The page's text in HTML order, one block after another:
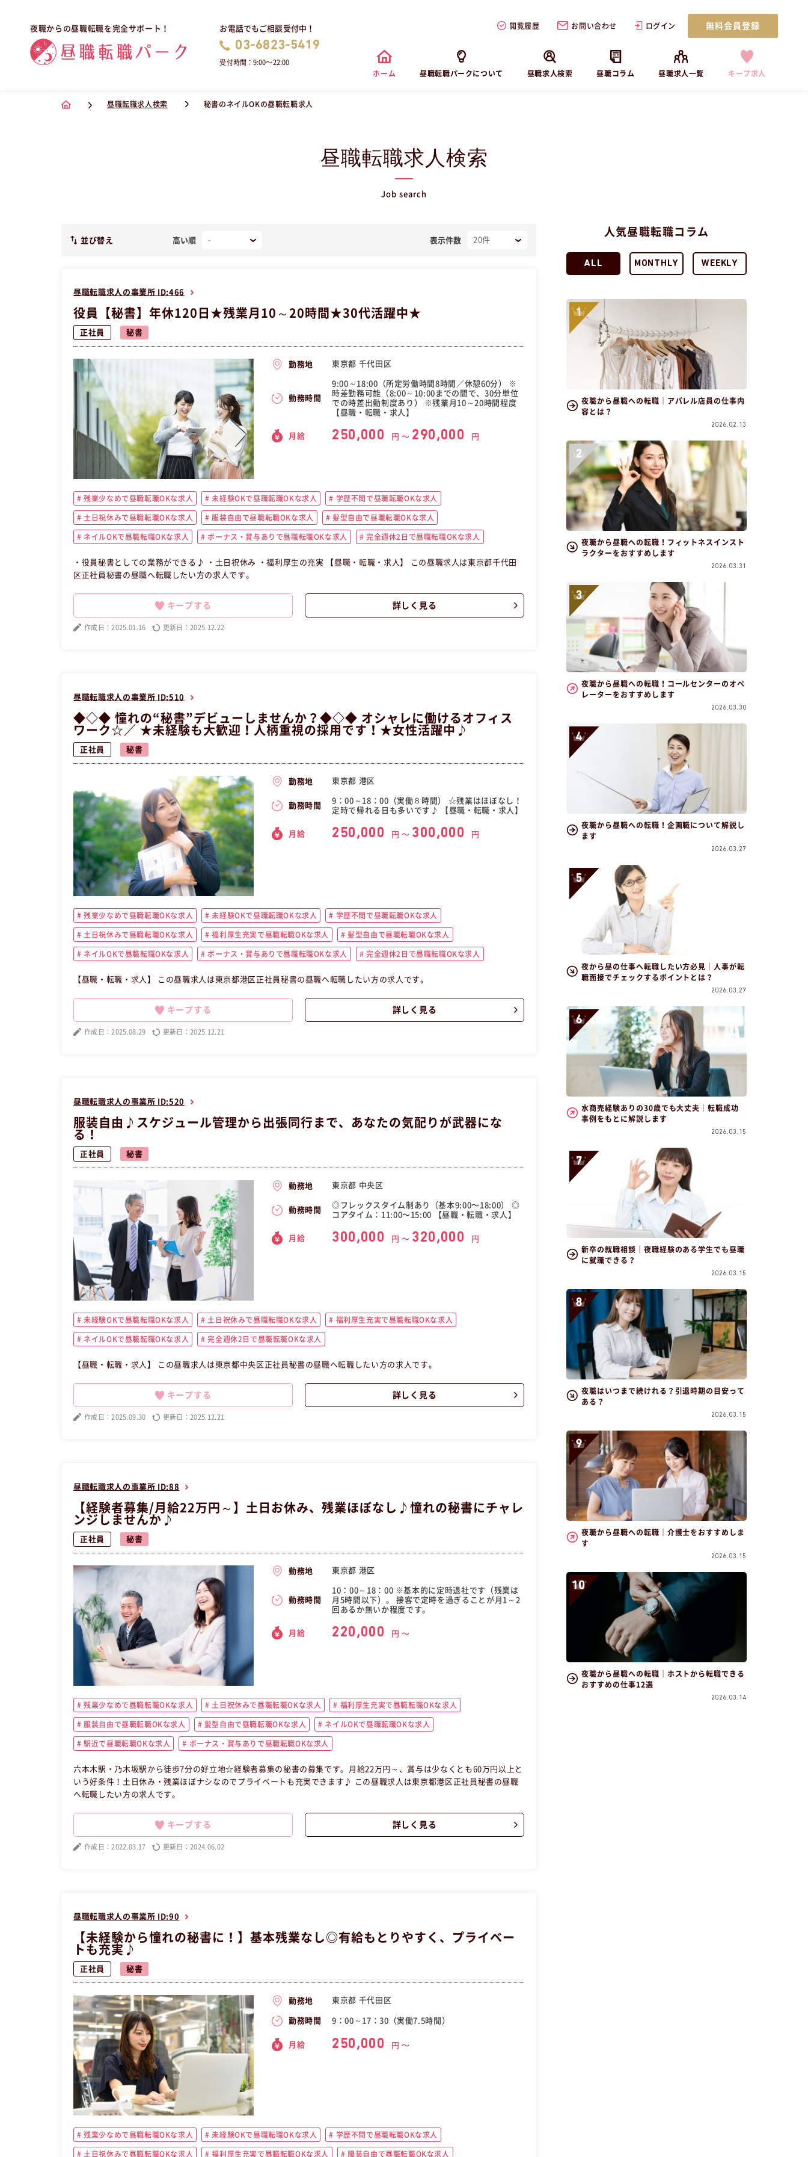
夜職からの昼職転職を完全サポート！ お電話でもご相談受付中！
03-6823-5419
受付時間：9:00〜22:00
閲覧履歴 お問い合わせ ログイン 無料会員登録
ホーム 昼職転職パークについて 昼職求人検索 昼職コラム 昼職求人一覧 キープ求人
昼職転職求人検索 秘書のネイルOKの昼職転職求人
昼職転職求人検索
Job search
並び替え 高い順 表示件数
昼職転職求人の事業所 ID:466
役員【秘書】年休120日★残業月10～20時間★30代活躍中★
正社員 秘書
勤務地 東京都 千代田区
勤務時間
9:00～18:00（所定労働時間8時間／休憩60分） ※
時差勤務可能（8:00～10:00までの間で、30分単位
での時差出勤制度あり） ※残業月10～20時間程度
【昼職・転職・求人】
月給 250,000 円 〜 290,000 円
残業少なめで昼職転職OKな求人 未経験OKで昼職転職OKな求人 学歴不問で昼職転職OKな求人
土日祝休みで昼職転職OKな求人 服装自由で昼職転職OKな求人 髪型自由で昼職転職OKな求人
ネイルOKで昼職転職OKな求人 ボーナス・賞与ありで昼職転職OKな求人 完全週休2日で昼職転職OKな求人
・役員秘書としての業務ができる♪ ・土日祝休み ・福利厚生の充実 【昼職・転職・求人】 この昼職求人は東京都千代田
区正社員秘書の昼職へ転職したい方の求人です。
キープする 詳しく見る
作成日：2025.01.16 更新日：2025.12.22
昼職転職求人の事業所 ID:510
◆◇◆ 憧れの“秘書”デビューしませんか？◆◇◆ オシャレに働けるオフィス
ワーク☆／ ★未経験も大歓迎！人柄重視の採用です！★女性活躍中♪
正社員 秘書
勤務地 東京都 港区
勤務時間
9：00～18：00（実働８時間） ☆残業はほぼなし！
定時で帰れる日も多いです♪ 【昼職・転職・求人】
月給 250,000 円 〜 300,000 円
残業少なめで昼職転職OKな求人 未経験OKで昼職転職OKな求人 学歴不問で昼職転職OKな求人
土日祝休みで昼職転職OKな求人 福利厚生充実で昼職転職OKな求人 髪型自由で昼職転職OKな求人
ネイルOKで昼職転職OKな求人 ボーナス・賞与ありで昼職転職OKな求人 完全週休2日で昼職転職OKな求人
【昼職・転職・求人】 この昼職求人は東京都港区正社員秘書の昼職へ転職したい方の求人です。
キープする 詳しく見る
作成日：2025.08.29 更新日：2025.12.21
昼職転職求人の事業所 ID:520
服装自由♪スケジュール管理から出張同行まで、あなたの気配りが武器にな
る！
正社員 秘書
勤務地 東京都 中央区
勤務時間
◎フレックスタイム制あり（基本9:00〜18:00） ◎
コアタイム：11:00〜15:00 【昼職・転職・求人】
月給 300,000 円 〜 320,000 円
未経験OKで昼職転職OKな求人 土日祝休みで昼職転職OKな求人 福利厚生充実で昼職転職OKな求人
ネイルOKで昼職転職OKな求人 完全週休2日で昼職転職OKな求人
【昼職・転職・求人】 この昼職求人は東京都中央区正社員秘書の昼職へ転職したい方の求人です。
キープする 詳しく見る
作成日：2025.09.30 更新日：2025.12.21
昼職転職求人の事業所 ID:88
【経験者募集/月給22万円～】土日お休み、残業ほぼなし♪憧れの秘書にチャレ
ンジしませんか♪
正社員 秘書
勤務地 東京都 港区
勤務時間
10：00～18：00 ※基本的に定時退社です（残業は
月5時間以下）。 接客で定時を過ぎることが月1～2
回あるか無いか程度です。
月給 220,000 円 〜
残業少なめで昼職転職OKな求人 土日祝休みで昼職転職OKな求人 福利厚生充実で昼職転職OKな求人
服装自由で昼職転職OKな求人 髪型自由で昼職転職OKな求人 ネイルOKで昼職転職OKな求人
駅近で昼職転職OKな求人 ボーナス・賞与ありで昼職転職OKな求人
六本木駅・乃木坂駅から徒歩7分の好立地☆経験者募集の秘書の募集です。月給22万円～、賞与は少なくとも60万円以上と
いう好条件！土日休み・残業ほぼナシなのでプライベートも充実できます♪ この昼職求人は東京都港区正社員秘書の昼職
へ転職したい方の求人です。
キープする 詳しく見る
作成日：2022.03.17 更新日：2024.06.02
昼職転職求人の事業所 ID:90
【未経験から憧れの秘書に！】基本残業なし◎有給もとりやすく、プライベー
トも充実♪
正社員 秘書
勤務地 東京都 千代田区
勤務時間 9：00～17：30（実働7.5時間）
月給 250,000 円 〜
残業少なめで昼職転職OKな求人 未経験OKで昼職転職OKな求人 学歴不問で昼職転職OKな求人
土日祝休みで昼職転職OKな求人 福利厚生充実で昼職転職OKな求人 服装自由で昼職転職OKな求人
人気昼職転職コラム
ALL MONTHLY WEEKLY
夜職から昼職への転職｜アパレル店員の仕事内
容とは？
2026.02.13
夜職から昼職への転職！フィットネスインスト
ラクターをおすすめします
2026.03.31
夜職から昼職への転職！コールセンターのオペ
レーターをおすすめします
2026.03.30
夜職から昼職への転職！企画職について解説し
ます
2026.03.27
夜から昼の仕事へ転職したい方必見｜人事が転
職面接でチェックするポイントとは？
2026.03.27
水商売経験ありの30歳でも大丈夫｜転職成功
事例をもとに解説します
2026.03.15
新卒の就職相談｜夜職経験のある学生でも昼職
に就職できる？
2026.03.15
夜職はいつまで続けれる？引退時期の目安って
ある？
2026.03.15
夜職から昼職への転職｜介護士をおすすめしま
す
2026.03.15
夜職から昼職への転職｜ホストから転職できる
おすすめの仕事12選
2026.03.14